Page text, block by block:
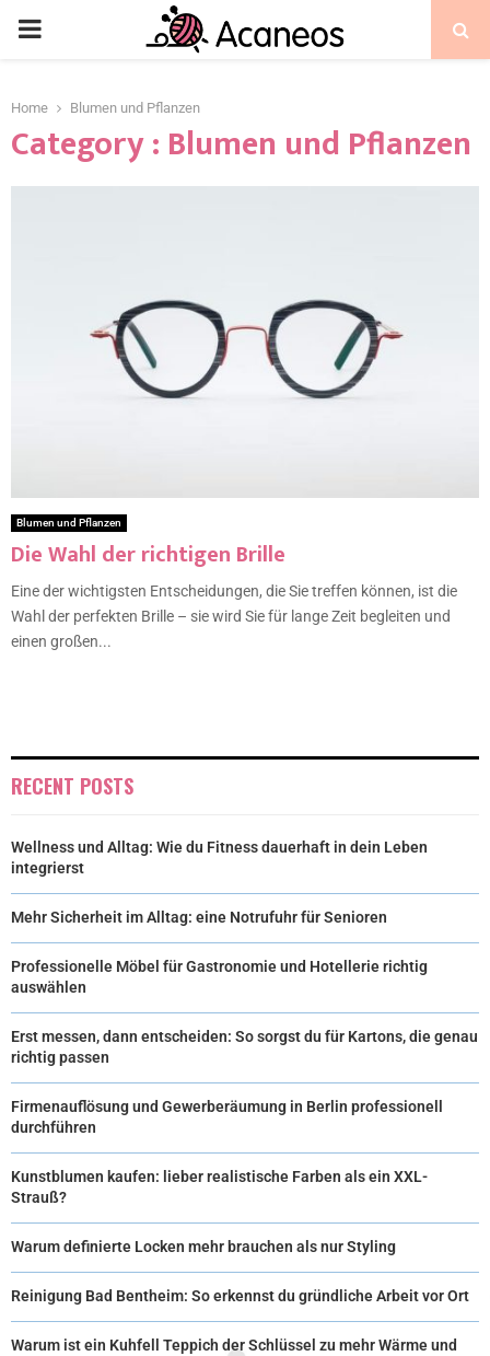
Home Blumen und Pflanzen
Category : Blumen und Pflanzen
Blumen und Pflanzen
Die Wahl der richtigen Brille
Eine der wichtigsten Entscheidungen, die Sie treffen können, ist die
Wahl der perfekten Brille – sie wird Sie für lange Zeit begleiten und
einen großen...
RECENT POSTS
Wellness und Alltag: Wie du Fitness dauerhaft in dein Leben
integrierst
Mehr Sicherheit im Alltag: eine Notrufuhr für Senioren
Professionelle Möbel für Gastronomie und Hotellerie richtig
auswählen
Erst messen, dann entscheiden: So sorgst du für Kartons, die genau
richtig passen
Firmenauflösung und Gewerberäumung in Berlin professionell
durchführen
Kunstblumen kaufen: lieber realistische Farben als ein XXL-
Strauß?
Warum definierte Locken mehr brauchen als nur Styling
Reinigung Bad Bentheim: So erkennst du gründliche Arbeit vor Ort
Warum ist ein Kuhfell Teppich der Schlüssel zu mehr Wärme und